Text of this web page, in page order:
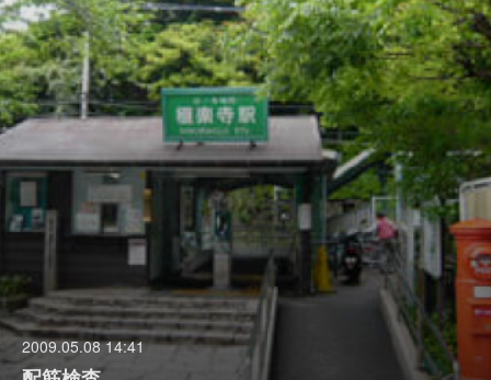
2009.05.08 14:41